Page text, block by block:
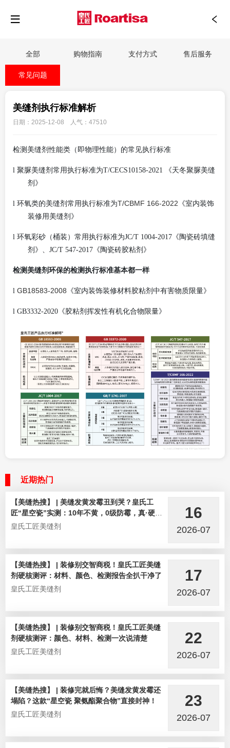
全部 购物指南 支付方式 售后服务
常见问题
美缝剂执行标准解析
日期：2025-12-08 人气：47510
检测美缝剂性能类（即物理性能）的常见执行标准
l 聚脲美缝剂常用执行标准为T/CECS10158-2021 《天冬聚脲美缝
剂》
l 环氧类的美缝剂常用执行标准为T/CBMF 166-2022 《室内装饰
装修用美缝剂》
l 环氧彩砂（桶装）常用执行标准为JC/T 1004-2017《陶瓷砖填缝
剂》、JC/T 547-2017《陶瓷砖胶粘剂》
检测美缝剂环保的检测执行标准基本都一样
l GB18583-2008 《室内装饰装修材料胶粘剂中有害物质限量》
l GB3332-2020《胶粘剂挥发性有机化合物限量》
近期热门
【美缝热搜】 | 美缝发黄发霉丑到哭？皇氏工
匠“星空瓷”实测：10年不黄，0级防霉，真·硬核
选手！
皇氏工匠美缝剂
16
2026-07
【美缝热搜】 | 装修别交智商税！皇氏工匠美缝
剂硬核测评：材料、颜色、检测报告全扒干净了
皇氏工匠美缝剂
17
2026-07
【美缝热搜】 | 装修别交智商税！皇氏工匠美缝
剂硬核测评：颜色、材料、检测一次说清楚
皇氏工匠美缝剂
22
2026-07
【美缝热搜】 | 装修完就后悔？美缝发黄发霉还
塌陷？这款“星空瓷 聚氨酯聚合物”直接封神！
皇氏工匠美缝剂
23
2026-07